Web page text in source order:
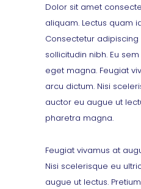
Dolor sit amet
aliquam. Lectus quam
Consectetur adipiscing
sollicitudin nibh. Eu
eget magna. Feugiat
arcu dictum. Nisi
auctor eu augue ut
pharetra magna.
Feugiat vivamus at
Nisi scelerisque eu
augue ut lectus.